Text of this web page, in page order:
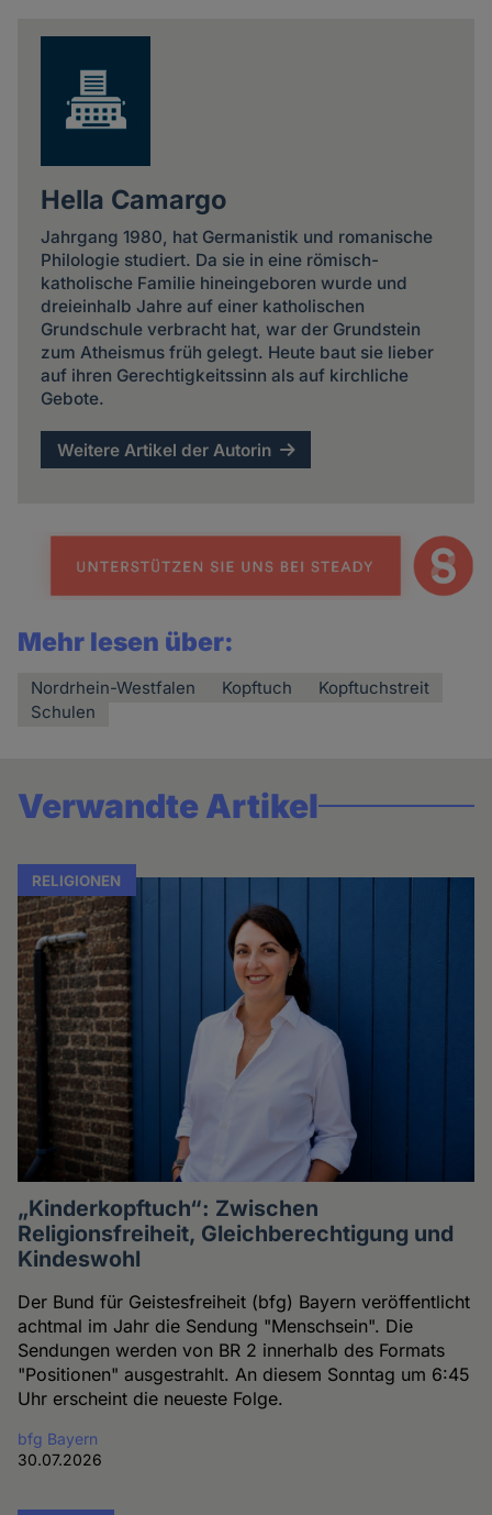
Hella Camargo
Jahrgang 1980, hat Germanistik und romanische
Philologie studiert. Da sie in eine römisch-
katholische Familie hineingeboren wurde und
dreieinhalb Jahre auf einer katholischen
Grundschule verbracht hat, war der Grundstein
zum Atheismus früh gelegt. Heute baut sie lieber
auf ihren Gerechtigkeitssinn als auf kirchliche
Gebote.
Weitere Artikel der Autorin
Mehr lesen über:
Nordrhein-Westfalen Kopftuch
Kopftuchstreit
Schulen
Verwandte Artikel
RELIGIONEN
„Kinderkopftuch“: Zwischen
Religionsfreiheit, Gleichberechtigung und
Kindeswohl
Der Bund für Geistesfreiheit (bfg) Bayern veröffentlicht
achtmal im Jahr die Sendung "Menschsein". Die
Sendungen werden von BR 2 innerhalb des Formats
"Positionen" ausgestrahlt. An diesem Sonntag um 6:45
Uhr erscheint die neueste Folge.
bfg Bayern
30.07.2026